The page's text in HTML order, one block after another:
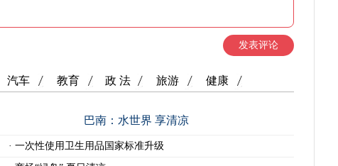
发表评论
汽车 教育 政 法 旅游 健康
巴南：水世界 享清凉
· 一次性使用卫生用品国家标准升级